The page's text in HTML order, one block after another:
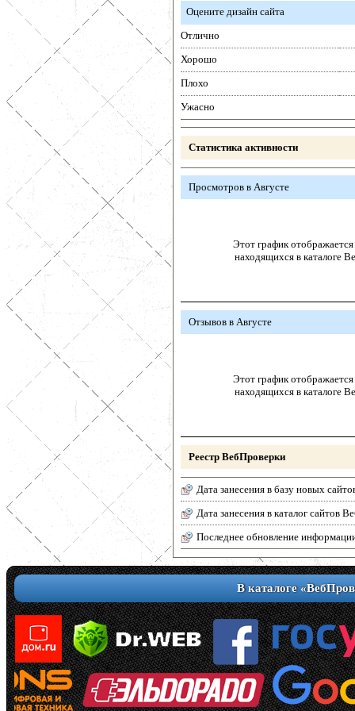
Оцените дизайн сайта
Отлично
Хорошо
Плохо
Ужасно
Статистика активности
Просмотров в Августе
Этот график отображается
находящихся в каталоге
Отзывов в Августе
Этот график отображается
находящихся в каталоге
Реестр ВебПроверки
Дата занесения в базу новых
Дата занесения в каталог сайтов
Последнее обновление
В каталоге